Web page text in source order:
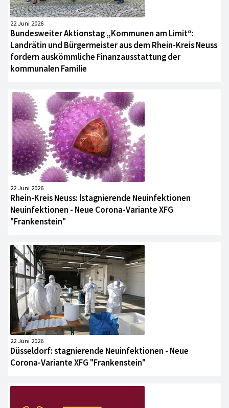
22 Juni 2026
Bundesweiter Aktionstag „Kommunen am Limit“:
Landrätin und Bürgermeister aus dem Rhein-Kreis Neuss
fordern auskömmliche Finanzausstattung der
kommunalen Familie
22 Juni 2026
Rhein-Kreis Neuss: lstagnierende Neuinfektionen
Neuinfektionen - Neue Corona-Variante XFG
"Frankenstein"
22 Juni 2026
Düsseldorf: stagnierende Neuinfektionen - Neue
Corona-Variante XFG "Frankenstein"